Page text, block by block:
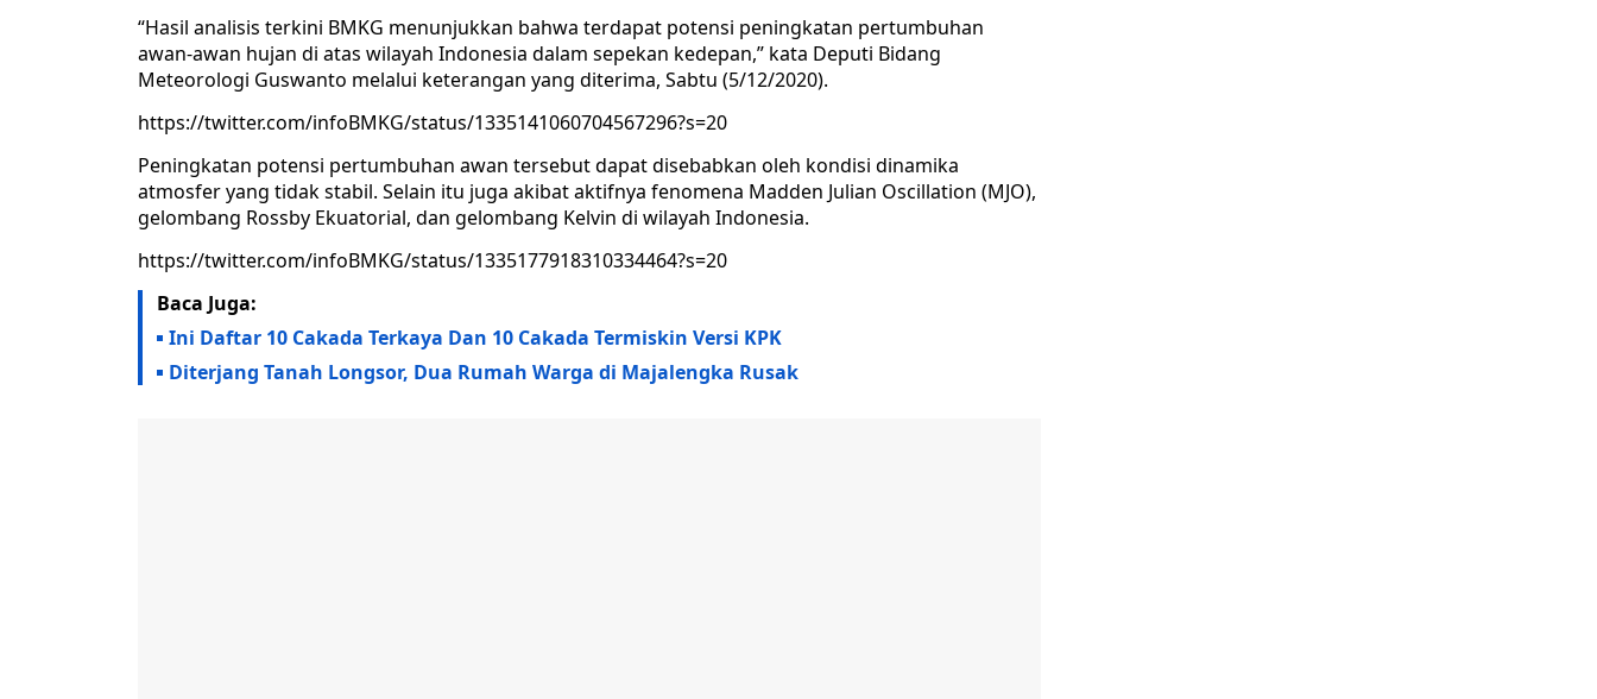
“Hasil analisis terkini BMKG menunjukkan bahwa terdapat potensi peningkatan pertumbuhan
awan-awan hujan di atas wilayah Indonesia dalam sepekan kedepan,” kata Deputi Bidang
Meteorologi Guswanto melalui keterangan yang diterima, Sabtu (5/12/2020).
https://twitter.com/infoBMKG/status/1335141060704567296?s=20
Peningkatan potensi pertumbuhan awan tersebut dapat disebabkan oleh kondisi dinamika
atmosfer yang tidak stabil. Selain itu juga akibat aktifnya fenomena Madden Julian Oscillation (MJO),
gelombang Rossby Ekuatorial, dan gelombang Kelvin di wilayah Indonesia.
https://twitter.com/infoBMKG/status/1335177918310334464?s=20
Baca Juga:
Ini Daftar 10 Cakada Terkaya Dan 10 Cakada Termiskin Versi KPK
Diterjang Tanah Longsor, Dua Rumah Warga di Majalengka Rusak